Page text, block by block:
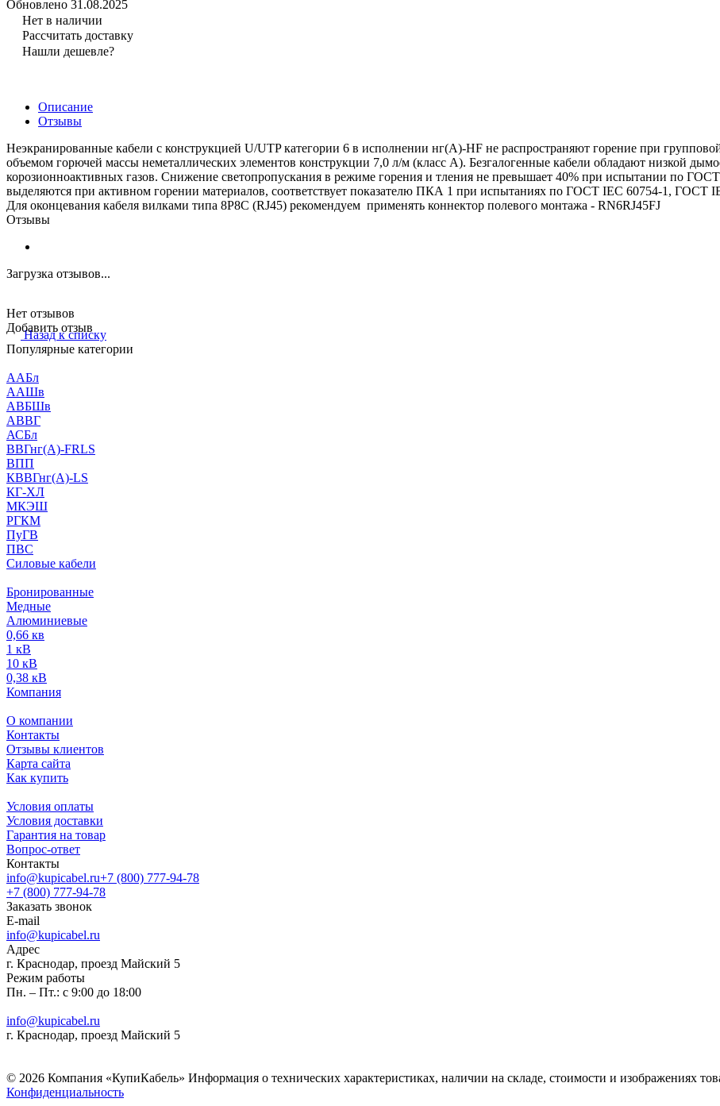
Обновлено 31.08.2025
Нет в наличии
Рассчитать доставку
Нашли дешевле?
Описание
Отзывы
Неэкранированные кабели c конструкцией U/UTP категории 6 в исполнении нг(А)-HF не распространяют горение при
объемом горючей массы неметаллических элементов конструкции 7,0 л/м (класс А). Безгалогенные кабели обладают низкой
корозионноактивных газов. Снижение светопропускания в режиме горения и тления не превышает 40% при испытании по
выделяются при активном горении материалов, соответствует показателю ПКА 1 при испытаниях по ГОСТ IEC 60754-1, ГОСТ
Для оконцевания кабеля вилками типа 8Р8С (RJ45) рекомендуем применять коннектор полевого монтажа - RN6RJ45FJ
Отзывы
Загрузка отзывов...
Нет отзывов
Добавить отзыв
Назад к списку
Популярные категории
ААБл
ААШв
АВБШв
АВВГ
АСБл
ВВГнг(А)-FRLS
ВПП
КВВГнг(А)-LS
КГ-ХЛ
МКЭШ
РГКМ
ПуГВ
ПВС
Силовые кабели
Бронированные
Медные
Алюминиевые
0,66 кв
1 кВ
10 кВ
0,38 кВ
Компания
О компании
Контакты
Отзывы клиентов
Карта сайта
Как купить
Условия оплаты
Условия доставки
Гарантия на товар
Вопрос-ответ
Контакты
info@kupicabel.ru+7 (800) 777-94-78
+7 (800) 777-94-78
Заказать звонок
E-mail
info@kupicabel.ru
Адрес
г. Краснодар, проезд Майский 5
Режим работы
Пн. – Пт.: с 9:00 до 18:00
info@kupicabel.ru
г. Краснодар, проезд Майский 5
© 2026 Компания «КупиКабель» Информация о технических характеристиках, наличии на складе, стоимости и изображениях
Конфиденциальность